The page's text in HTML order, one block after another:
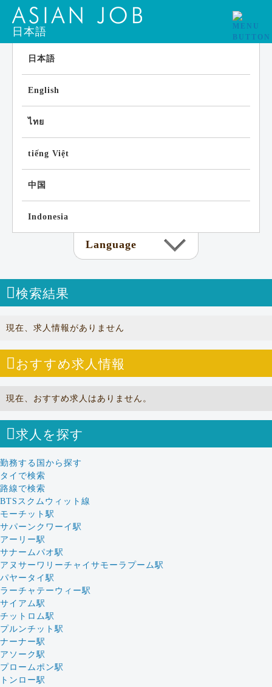
日本語
日本語
English
ไทย
tiếng Việt
中国
Indonesia
Language
検索結果
現在、求人情報がありません
おすすめ求人情報
現在、おすすめ求人はありません。
求人を探す
勤務する国から探す
タイで検索
路線で検索
BTSスクムウィット線
モーチット駅
サパーンクワーイ駅
アーリー駅
サナームパオ駅
アヌサーワリーチャイサモーラプーム駅
パヤータイ駅
ラーチャテーウィー駅
サイアム駅
チットロム駅
プルンチット駅
ナーナー駅
アソーク駅
プロームポン駅
トンロー駅